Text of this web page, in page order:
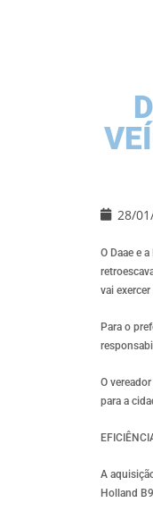
28/
O Daae e
vai
Para o
O
para a
A
Holland